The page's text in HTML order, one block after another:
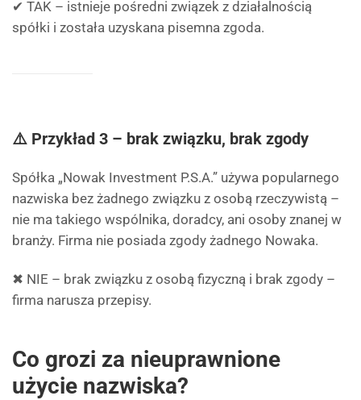
✔ TAK – istnieje pośredni związek z działalnością
spółki i została uzyskana pisemna zgoda.
⚠️ Przykład 3 – brak związku, brak zgody
Spółka „Nowak Investment P.S.A.” używa popularnego
nazwiska bez żadnego związku z osobą rzeczywistą –
nie ma takiego wspólnika, doradcy, ani osoby znanej w
branży. Firma nie posiada zgody żadnego Nowaka.
✖ NIE – brak związku z osobą fizyczną i brak zgody –
firma narusza przepisy.
Co grozi za nieuprawnione
użycie nazwiska?